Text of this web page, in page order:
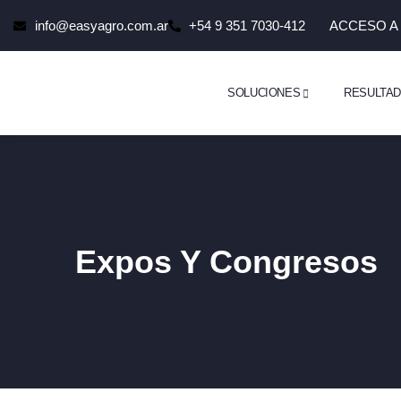
info@easyagro.com.ar +54 9 351 7030-412 ACCESO
SOLUCIONES
Expos Y Congresos